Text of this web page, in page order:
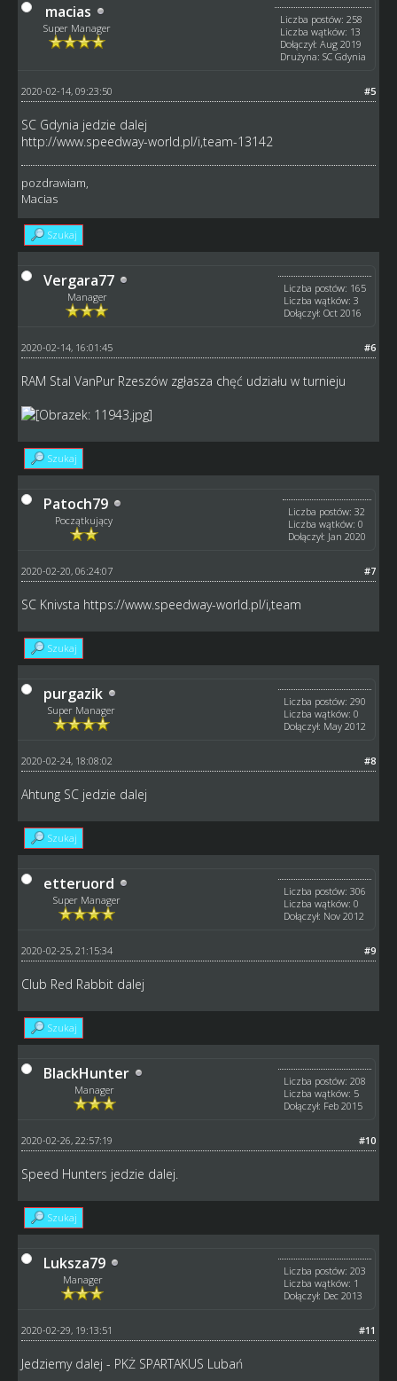
macias
Super Manager
Liczba postów: 258
Liczba wątków: 13
Dołączył: Aug 2019
Drużyna: SC Gdynia
#5
2020-02-14, 09:23:50
SC Gdynia jedzie dalej
http://www.speedway-world.pl/i,team-13142
pozdrawiam,
Macias
Szukaj
Vergara77
Manager
Liczba postów: 165
Liczba wątków: 3
Dołączył: Oct 2016
#6
2020-02-14, 16:01:45
RAM Stal VanPur Rzeszów zgłasza chęć udziału w turnieju
Szukaj
Patoch79
Początkujący
Liczba postów: 32
Liczba wątków: 0
Dołączył: Jan 2020
#7
2020-02-20, 06:24:07
SC Knivsta https://www.speedway-world.pl/i,team
Szukaj
purgazik
Super Manager
Liczba postów: 290
Liczba wątków: 0
Dołączył: May 2012
#8
2020-02-24, 18:08:02
Ahtung SC jedzie dalej
Szukaj
etteruord
Super Manager
Liczba postów: 306
Liczba wątków: 0
Dołączył: Nov 2012
#9
2020-02-25, 21:15:34
Club Red Rabbit dalej
Szukaj
BlackHunter
Manager
Liczba postów: 208
Liczba wątków: 5
Dołączył: Feb 2015
#10
2020-02-26, 22:57:19
Speed Hunters jedzie dalej.
Szukaj
Luksza79
Manager
Liczba postów: 203
Liczba wątków: 1
Dołączył: Dec 2013
#11
2020-02-29, 19:13:51
Jedziemy dalej - PKŻ SPARTAKUS Lubań